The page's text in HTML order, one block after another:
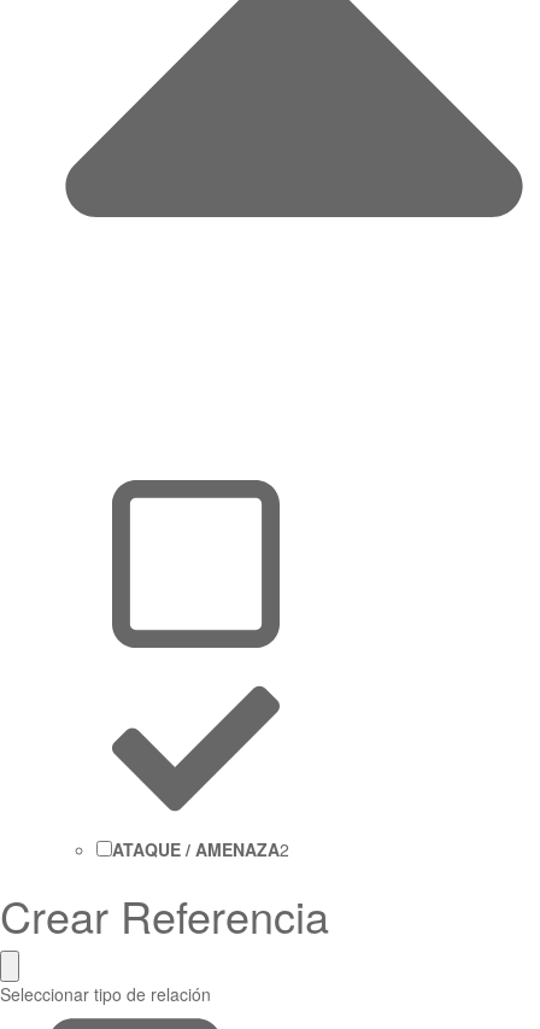
ATAQUE / AMENAZA2
Crear Referencia
Seleccionar tipo de relación